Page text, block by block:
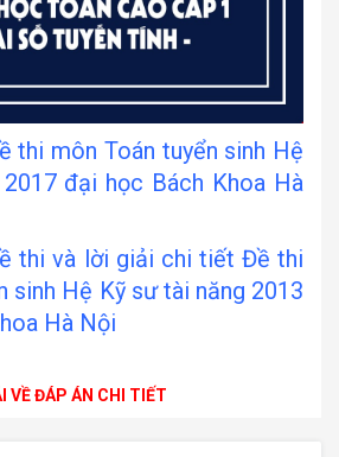
thi môn Toán tuyển sinh Hệ
đại học Bách Khoa Hà
thi và lời giải chi tiết Đề thi
sinh Hệ Kỹ sư tài năng 2013
Hà Nội
VỀ ĐÁP ÁN CHI TIẾT